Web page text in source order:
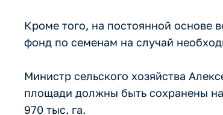
Кроме того, на постоянной основе
фонд по семенам на случай
Министр сельского хозяйства
площади должны быть сохранены на
970 тыс. га.